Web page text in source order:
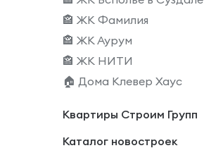
🏤 ЖК Фамилия
🏤 ЖК Аурум
🏤 ЖК НИТИ
🏠 Дома Клевер Хаус
Квартиры Строим Групп
Каталог новостроек